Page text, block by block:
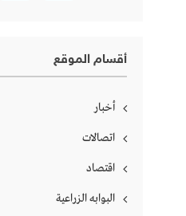
أقسام الموقع
أخبار
اتصالات
اقتصاد
البوابه الزراعية